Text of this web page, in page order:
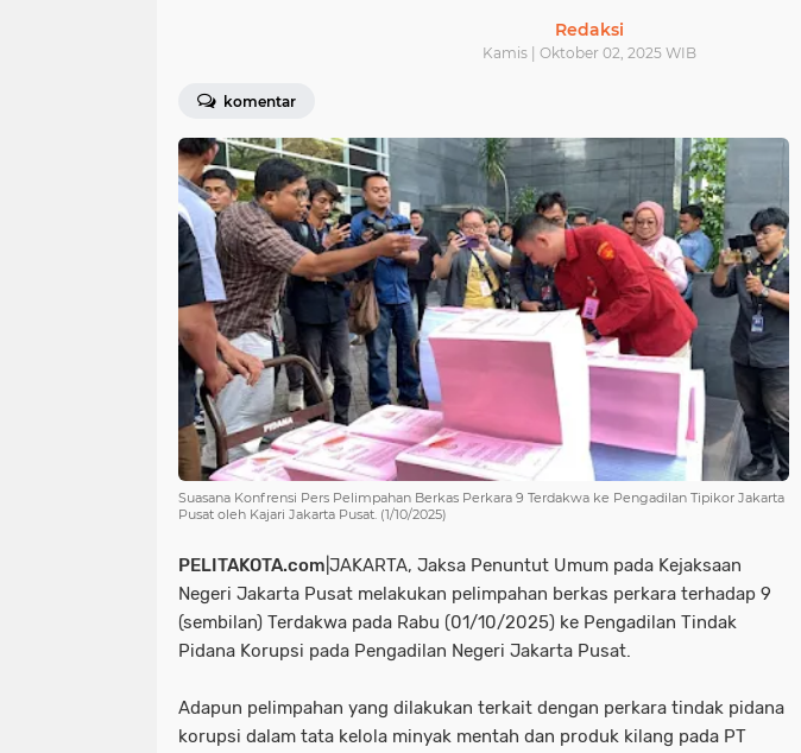
Redaksi
Kamis | Oktober 02, 2025 WIB
komentar
Suasana Konfrensi Pers Pelimpahan Berkas Perkara 9 Terdakwa ke Pengadilan Tipikor Jakarta
Pusat oleh Kajari Jakarta Pusat. (1/10/2025)
PELITAKOTA.com |JAKARTA, Jaksa Penuntut Umum pada Kejaksaan
Negeri Jakarta Pusat melakukan pelimpahan berkas perkara terhadap 9
(sembilan) Terdakwa pada Rabu (01/10/2025) ke Pengadilan Tindak
Pidana Korupsi pada Pengadilan Negeri Jakarta Pusat.
Adapun pelimpahan yang dilakukan terkait dengan perkara tindak pidana
korupsi dalam tata kelola minyak mentah dan produk kilang pada PT